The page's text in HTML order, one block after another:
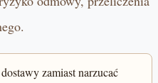
zamiast narzucać